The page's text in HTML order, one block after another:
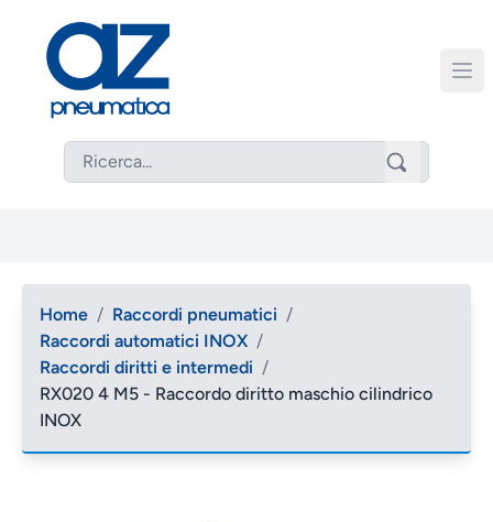
Home / Raccordi pneumatici /
Raccordi automatici INOX /
Raccordi diritti e intermedi /
RX020 4 M5 - Raccordo diritto maschio cilindrico
INOX